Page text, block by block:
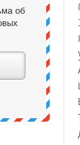
об